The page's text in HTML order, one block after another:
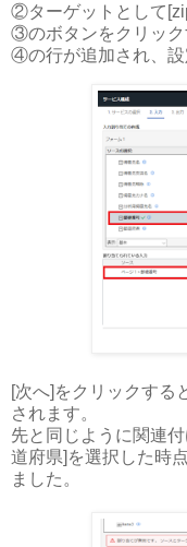
②ターゲットとして
③のボタンをクリック
④の行が追加され、設
[次へ]をクリックする
されます。
先と同じように関連
道府県]を選択した時
ました。